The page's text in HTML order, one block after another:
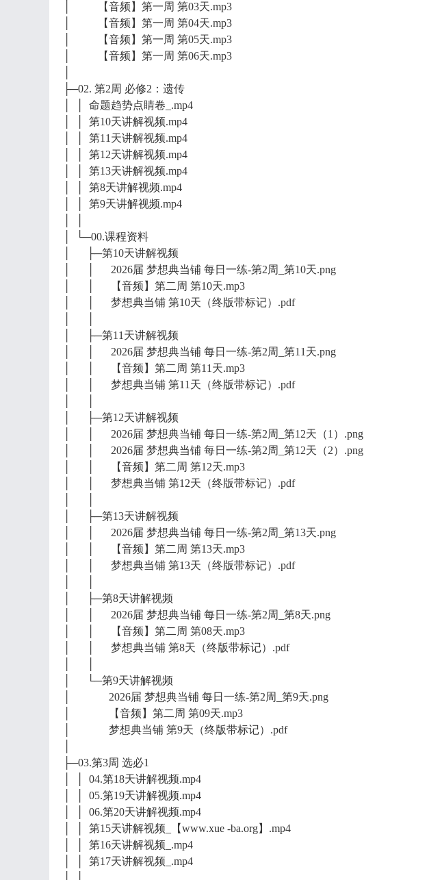
│ 【音频】第一周 第03天.mp3
│ 【音频】第一周 第04天.mp3
│ 【音频】第一周 第05天.mp3
│ 【音频】第一周 第06天.mp3
├─02. 第2周 必修2：遗传
│ │ 命题趋势点睛卷_.mp4
│ │ 第10天讲解视频.mp4
│ │ 第11天讲解视频.mp4
│ │ 第12天讲解视频.mp4
│ │ 第13天讲解视频.mp4
│ │ 第8天讲解视频.mp4
│ │ 第9天讲解视频.mp4
│ └─00.课程资料
│ ├─第10天讲解视频
│ │ 2026届 梦想典当铺 每日一练-第2周_第10天.png
│ │ 【音频】第二周 第10天.mp3
│ │ 梦想典当铺 第10天（终版带标记）.pdf
│ ├─第11天讲解视频
│ │ 2026届 梦想典当铺 每日一练-第2周_第11天.png
│ │ 【音频】第二周 第11天.mp3
│ │ 梦想典当铺 第11天（终版带标记）.pdf
│ ├─第12天讲解视频
│ │ 2026届 梦想典当铺 每日一练-第2周_第12天（1）.png
│ │ 2026届 梦想典当铺 每日一练-第2周_第12天（2）.png
│ │ 【音频】第二周 第12天.mp3
│ │ 梦想典当铺 第12天（终版带标记）.pdf
│ ├─第13天讲解视频
│ │ 2026届 梦想典当铺 每日一练-第2周_第13天.png
│ │ 【音频】第二周 第13天.mp3
│ │ 梦想典当铺 第13天（终版带标记）.pdf
│ ├─第8天讲解视频
│ │ 2026届 梦想典当铺 每日一练-第2周_第8天.png
│ │ 【音频】第二周 第08天.mp3
│ │ 梦想典当铺 第8天（终版带标记）.pdf
│ └─第9天讲解视频
│ 2026届 梦想典当铺 每日一练-第2周_第9天.png
│ 【音频】第二周 第09天.mp3
│ 梦想典当铺 第9天（终版带标记）.pdf
├─03.第3周 选必1
│ │ 04.第18天讲解视频.mp4
│ │ 05.第19天讲解视频.mp4
│ │ 06.第20天讲解视频.mp4
│ │ 第15天讲解视频_【www.xue -ba.org】.mp4
│ │ 第16天讲解视频_.mp4
│ │ 第17天讲解视频_.mp4